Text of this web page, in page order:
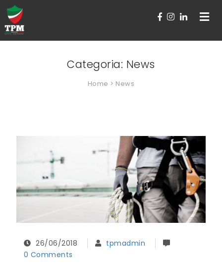
Toggle
Categoria: News
Home > News
26/06/2018
tpmadmin
0 Comments